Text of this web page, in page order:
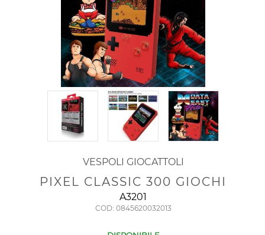
VESPOLI GIOCATTOLI
PIXEL CLASSIC 300 GIOCHI
A3201
COD: 0845620032013